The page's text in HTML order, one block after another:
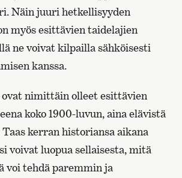
Näin juuri hetkellisyyden
myös esittävien taidelajien
ne voivat kilpailla sähköisesti
kanssa.
nimittäin olleet esittävien
koko 1900-luvun, aina elävistä
kerran historiansa aikana
voivat luopua sellaisesta, mitä
voi tehdä paremmin ja